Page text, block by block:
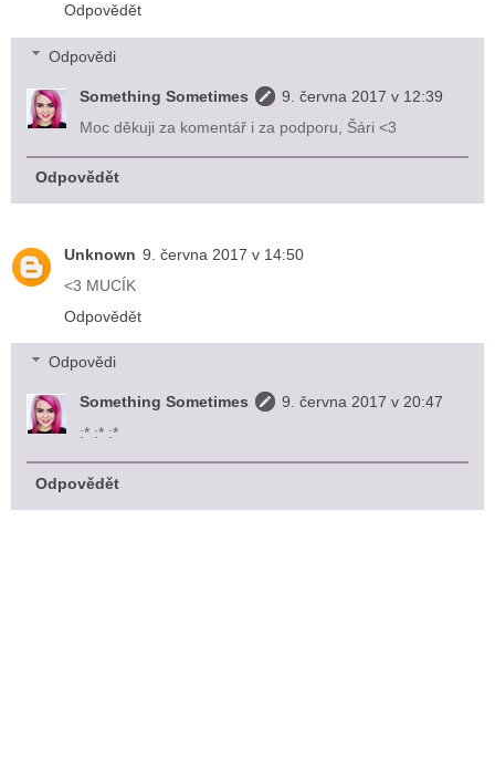
Odpovědět
Odpovědi
Something Sometimes
9. června 2017 v 12:39
Moc děkuji za komentář i za podporu, Šári <3
Odpovědět
Unknown 9. června 2017 v 14:50
<3 MUCÍK
Odpovědět
Odpovědi
Something Sometimes
9. června 2017 v 20:47
:* :* :*
Odpovědět